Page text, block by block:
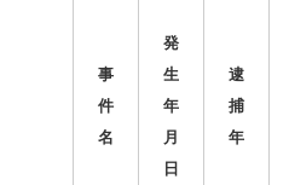
事
件
名
発
生
年
月
日
逮
捕
年